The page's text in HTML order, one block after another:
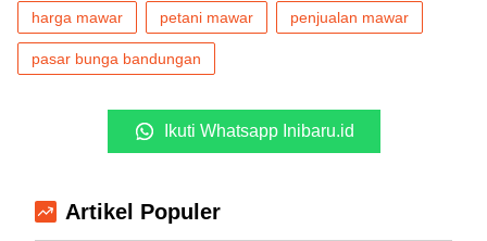
harga mawar petani mawar penjualan mawar
pasar bunga bandungan
Ikuti Whatsapp Inibaru.id
Artikel Populer